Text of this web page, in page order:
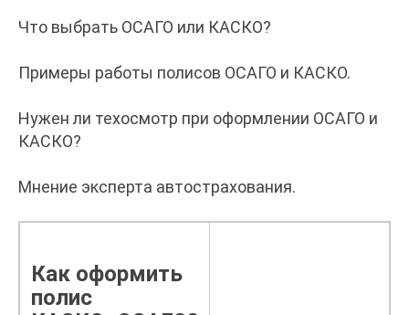
Что выбрать ОСАГО или КАСКО?
Примеры работы полисов ОСАГО и КАСКО.
Нужен ли техосмотр при оформлении ОСАГО и
КАСКО?
Мнение эксперта автострахования.
Как оформить
полис